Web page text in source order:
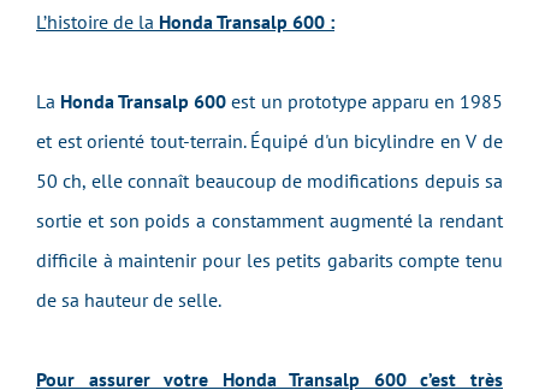
L’histoire de la Honda Transalp 600 :
La Honda Transalp 600est un prototype apparu en 1985
et est orienté tout-terrain. Équipé d'un bicylindre en V de
50 ch, elle connaît beaucoup de modifications depuis sa
sortie et son poids a constamment augmenté la rendant
difficile à maintenir pour les petits gabarits compte tenu
de sa hauteur de selle.
Pour assurer votre Honda Transalp 600 c’est très